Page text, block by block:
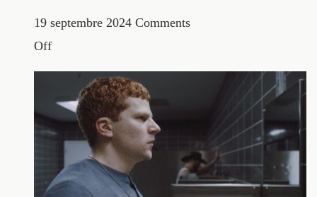
19 septembre 2024 Comments
Off